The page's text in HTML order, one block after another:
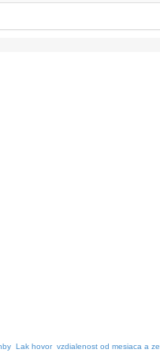
Lak hovor vzdialenost od mesiaca a